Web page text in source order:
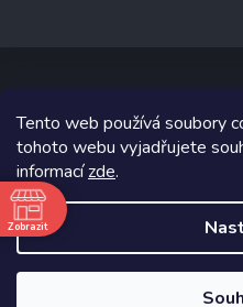
Tento web používá soubory
tohoto webu vyjadřujete
informacízde.
Copyright 2026
Grafický návrh vytvořil a na
Zobrazit